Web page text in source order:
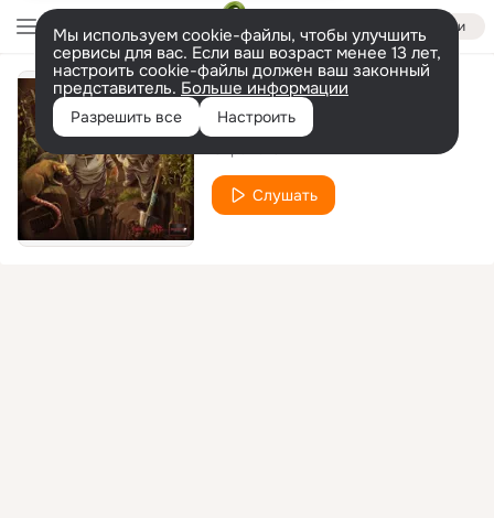
Войти
Мы используем cookie-файлы, чтобы улучшить
сервисы для вас. Если ваш возраст менее 13 лет,
настроить cookie-файлы должен ваш законный
представитель. Больше информации
Разрешить все Настроить
Rezident Evil
Слушать